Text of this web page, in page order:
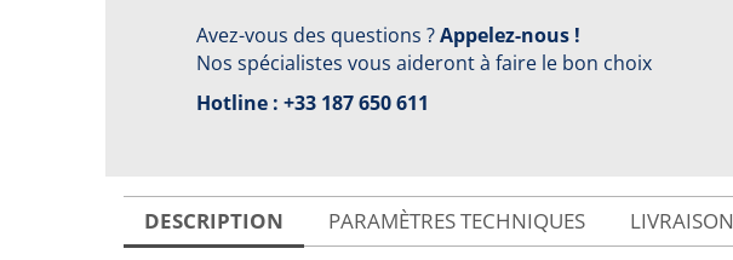
Avez-vous des questions ?Appelez-nous !
Nos spécialistes vous aideront à faire le bon choix
Hotline : +33 187 650 611
DESCRIPTION PARAMÈTRES TECHNIQUES LIVRAISON